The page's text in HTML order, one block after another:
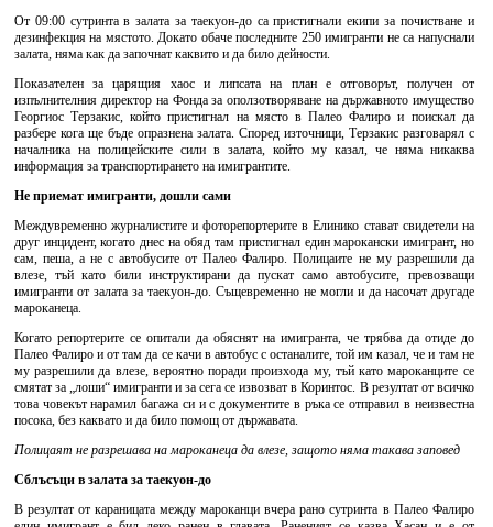
От 09:00 сутринта в залата за таекуон-до са пристигнали екипи за почистване и
дезинфекция на мястото. Докато обаче последните 250 имигранти не са напуснали
залата, няма как да започнат каквито и да било дейности.
Показателен за царящия хаос и липсата на план е отговорът, получен от
изпълнителния директор на Фонда за оползотворяване на държавното имущество
Георгиос Терзакис, който пристигнал на място в Палео Фалиро и поискал да
разбере кога ще бъде опразнена залата. Според източници, Терзакис разговарял с
началника на полицейските сили в залата, който му казал, че няма никаква
информация за транспортирането на имигрантите.
Не приемат имигранти, дошли сами
Междувременно журналистите и фоторепортерите в Елинико стават свидетели на
друг инцидент, когато днес на обяд там пристигнал един марокански имигрант, но
сам, пеша, а не с автобусите от Палео Фалиро. Полицаите не му разрешили да
влезе, тъй като били инструктирани да пускат само автобусите, превозващи
имигранти от залата за таекуон-до. Същевременно не могли и да насочат другаде
мароканеца.
Когато репортерите се опитали да обяснят на имигранта, че трябва да отиде до
Палео Фалиро и от там да се качи в автобус с останалите, той им казал, че и там не
му разрешили да влезе, вероятно поради произхода му, тъй като мароканците се
смятат за „лоши“ имигранти и за сега се извозват в Коринтос. В резултат от всичко
това човекът нарамил багажа си и с документите в ръка се отправил в неизвестна
посока, без каквато и да било помощ от държавата.
Полицаят не разрешава на мароканеца да влезе, защото няма такава заповед
Сблъсъци в залата за таекуон-до
В резултат от караницата между мароканци вчера рано сутринта в Палео Фалиро